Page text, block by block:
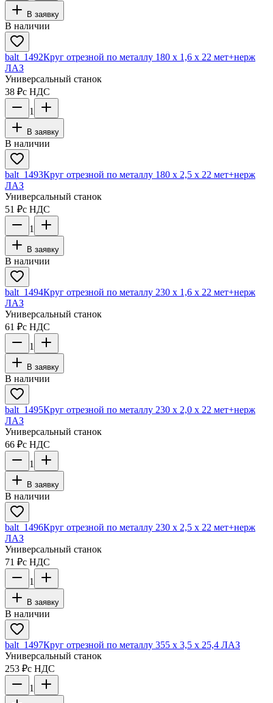
В заявку
В наличии
balt_1492Круг отрезной по металлу 180 х 1,6 х 22 мет+нерж
ЛАЗ
Универсальный станок
38 ₽с НДС
1
В заявку
В наличии
balt_1493Круг отрезной по металлу 180 х 2,5 х 22 мет+нерж
ЛАЗ
Универсальный станок
51 ₽с НДС
1
В заявку
В наличии
balt_1494Круг отрезной по металлу 230 х 1,6 х 22 мет+нерж
ЛАЗ
Универсальный станок
61 ₽с НДС
1
В заявку
В наличии
balt_1495Круг отрезной по металлу 230 х 2,0 х 22 мет+нерж
ЛАЗ
Универсальный станок
66 ₽с НДС
1
В заявку
В наличии
balt_1496Круг отрезной по металлу 230 х 2,5 х 22 мет+нерж
ЛАЗ
Универсальный станок
71 ₽с НДС
1
В заявку
В наличии
balt_1497Круг отрезной по металлу 355 х 3,5 х 25,4 ЛАЗ
Универсальный станок
253 ₽с НДС
1